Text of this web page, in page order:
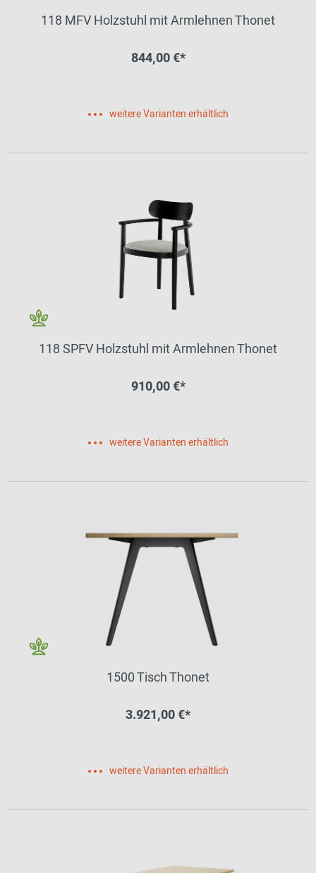
118 MFV Holzstuhl mit Armlehnen Thonet
844,00 €*
weitere Varianten erhältlich
118 SPFV Holzstuhl mit Armlehnen Thonet
910,00 €*
weitere Varianten erhältlich
1500 Tisch Thonet
3.921,00 €*
weitere Varianten erhältlich